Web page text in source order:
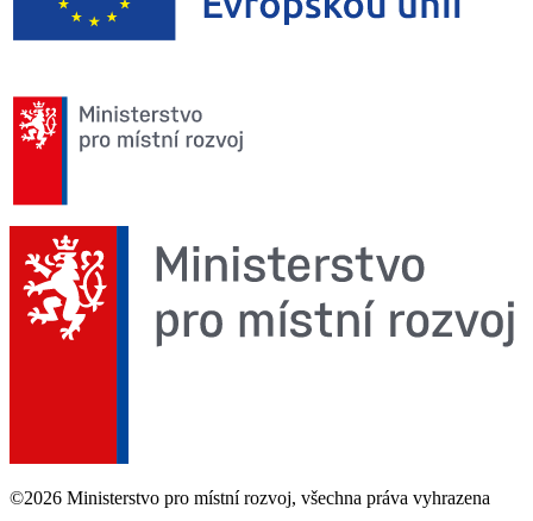
©2026 Ministerstvo pro místní rozvoj, všechna práva vyhrazena